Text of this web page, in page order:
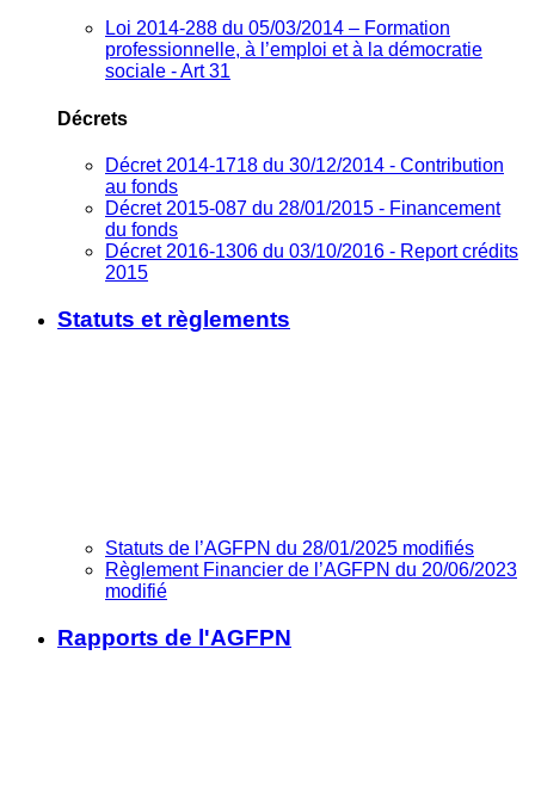
Loi 2014-288 du 05/03/2014 – Formation
professionnelle, à l’emploi et à la démocratie
sociale - Art 31
Décrets
Décret 2014-1718 du 30/12/2014 - Contribution
au fonds
Décret 2015-087 du 28/01/2015 - Financement
du fonds
Décret 2016-1306 du 03/10/2016 - Report crédits
2015
Statuts et règlements
Statuts de l’AGFPN du 28/01/2025 modifiés
Règlement Financier de l’AGFPN du 20/06/2023
modifié
Rapports de l'AGFPN